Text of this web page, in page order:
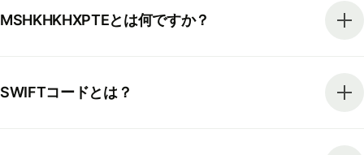
MSHKHKHXPTEとは何ですか？
SWIFTコードとは？